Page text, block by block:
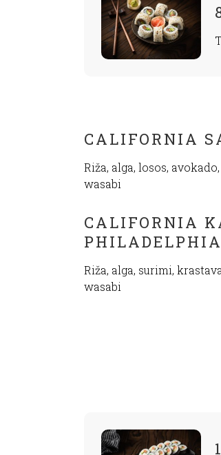
CALIFORNIA
Riža, alga, losos,
wasabi
CALIFORNIA
Riža, alga, surimi,
wasabi